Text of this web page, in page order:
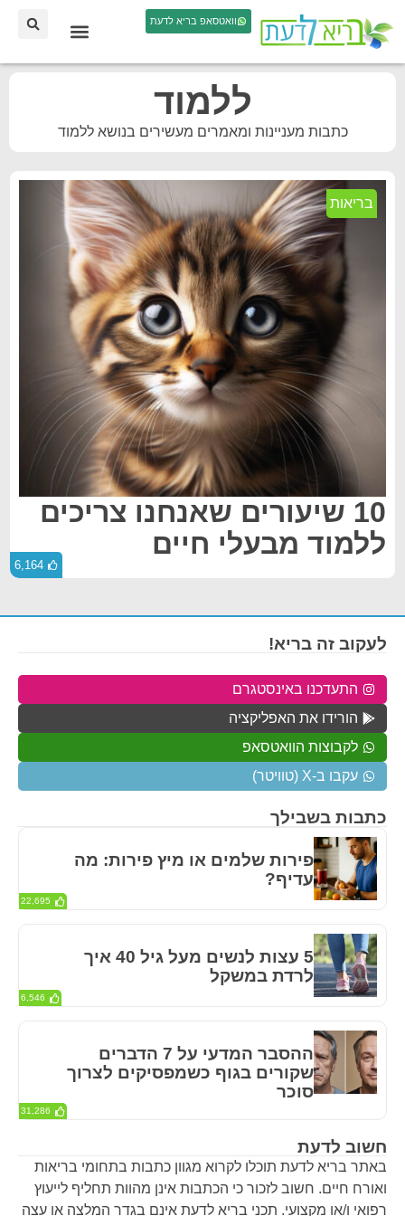
וואטסאפ בריא לדעת
ללמוד
כתבות מעניינות ומאמרים מעשירים בנושא ללמוד
בריאות
10 שיעורים שאנחנו צריכים
ללמוד מבעלי חיים
6,164
חשוב לדעת
באתר בריא לדעת תוכלו לקרוא מגוון כתבות בתחומי בריאות
ואורח חיים. חשוב לזכור כי הכתבות אינן מהוות תחליף לייעוץ
רפואי ו/או מקצועי. תכני בריא לדעת אינם בגדר המלצה או עצה
כתבות בשבילך
פירות שלמים או מיץ פירות: מה
עדיף?
22,695
5 עצות לנשים מעל גיל 40 איך
לרדת במשקל
6,546
ההסבר המדעי על 7 הדברים
שקורים בגוף כשמפסיקים לצרוך
סוכר
31,286
לעקוב זה בריא!
התעדכנו באינסטגרם
הורידו את האפליקציה
לקבוצות הוואטסאפ
עקבו ב-X (טוויטר)